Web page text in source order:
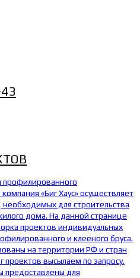
профилированного
«Биг Хаус» осуществляет
для строительства
дома. На данной странице
проектов индивидуальных
и клееного бруса.
на территории РФ и стран
проектов высылаем по запросу.
предоставлены для